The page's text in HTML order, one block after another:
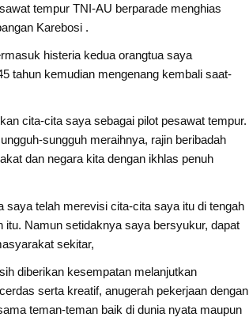
tempur TNI-AU berparade menghias
Karebosi .
histeria kedua orangtua saya
tahun kemudian mengenang kembali saat-
cita-cita saya sebagai pilot pesawat tempur.
sungguh meraihnya, rajin beribadah
dan negara kita dengan ikhlas penuh
saya telah merevisi cita-cita saya itu di tengah
itu. Namun setidaknya saya bersyukur, dapat
sekitar,
diberikan kesempatan melanjutkan
serta kreatif, anugerah pekerjaan dengan
teman-teman baik di dunia nyata maupun